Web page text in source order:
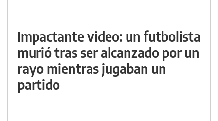
Impactante video: un futbolista
murió tras ser alcanzado por un
rayo mientras jugaban un
partido